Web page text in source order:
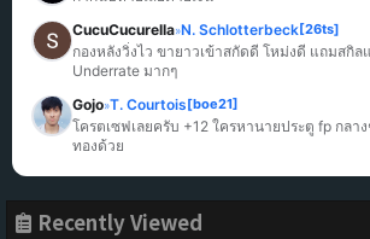
CucuCucurella»N. Schlotterbeck[26ts]
กองหลังวิ่งไว ขายาวเข้าสกัดดี โหม่งดี แถมสกิล
Underrate มากๆ
Gojo»T. Courtois[boe21]
โครตเซฟเลยครับ +12 ใครหานายประตู fp กลา
ทองด้วย
Recently Viewed